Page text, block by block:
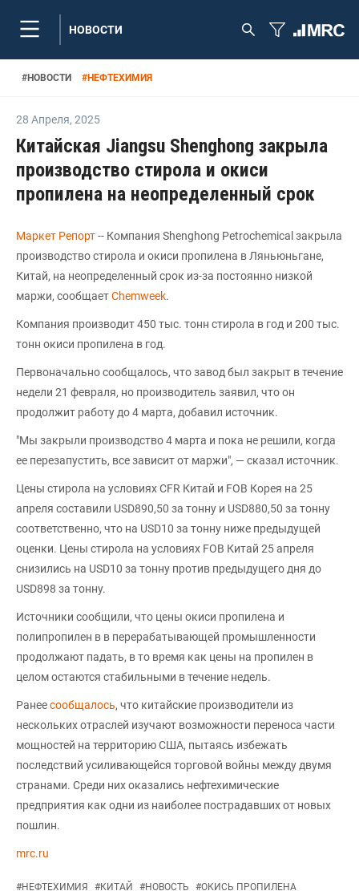
НОВОСТИ
#НОВОСТИ #НЕФТЕХИМИЯ
28 Апреля, 2025
Китайская Jiangsu Shenghong закрыла
производство стирола и окиси
пропилена на неопределенный срок
Маркет Репорт-- Компания Shenghong Petrochemical закрыла
производство стирола и окиси пропилена в Ляньюньгане,
Китай, на неопределенный срок из-за постоянно низкой
маржи, сообщаетChemweek.
Компания производит 450 тыс. тонн стирола в год и 200 тыс.
тонн окиси пропилена в год.
Первоначально сообщалось, что завод был закрыт в течение
недели 21 февраля, но производитель заявил, что он
продолжит работу до 4 марта, добавил источник.
"Мы закрыли производство 4 марта и пока не решили, когда
ее перезапустить, все зависит от маржи", — сказал источник.
Цены стирола на условиях CFR Китай и FOB Корея на 25
апреля составили USD890,50 за тонну и USD880,50 за тонну
соответственно, что на USD10 за тонну ниже предыдущей
оценки. Цены стирола на условиях FOB Китай 25 апреля
снизились на USD10 за тонну против предыдущего дня до
USD898 за тонну.
Источники сообщили, что цены окиси пропилена и
полипропилен в в перерабатывающей промышленности
продолжают падать, в то время как цены на пропилен в
целом остаются стабильными в течение недель.
Ранеесообщалось, что китайские производители из
нескольких отраслей изучают возможности переноса части
мощностей на территорию США, пытаясь избежать
последствий усиливающейся торговой войны между двумя
странами. Среди них оказались нефтехимические
предприятия как одни из наиболее пострадавших от новых
пошлин.
mrc.ru
#НЕФТЕХИМИЯ #КИТАЙ #НОВОСТЬ #ОКИСЬ ПРОПИЛЕНА